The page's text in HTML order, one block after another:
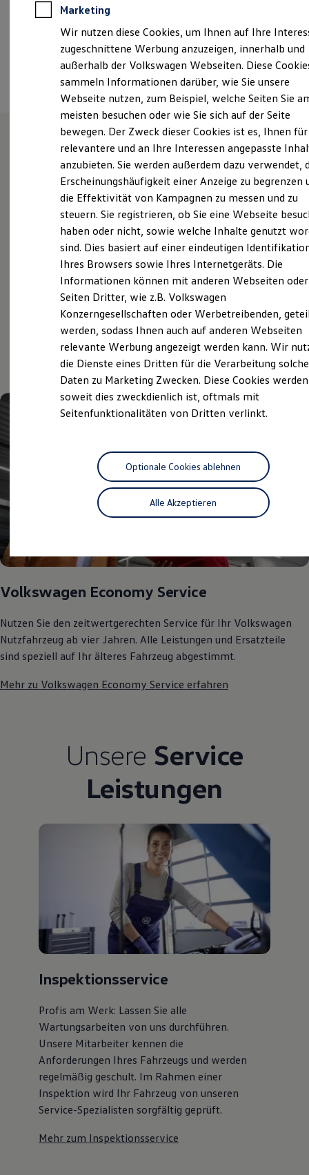
Reparatur & Service
Sommer-Special
Reparatur, Pflege & Inspektion
Servicetermin anfragen
Service-Vorteile bei Volkswagen Nutzfahrzeuge
ServicePlus
Economy Service
Räder & Reifen Service
Ersatzfahrzeuge
Notdienst und Pannenhilfe
Software, Konnektivität & Apps
California App
VW Connect für Ihren Transporter/Caravelle
VW Connect für Ihren Amarok
VW Connect für andere Modelle
Fleet Interface Data
Multistop Pathfinder
Übersicht Software Updates
Digitales Bordbuch
Fahrerassistenz- und Sicherheitssysteme
Kontrollleuchten
Kurzfahrprofile und Ölverdünnung
Batterieverordnung
XTL-Dieselkraftstoff
Ersatzteile und Betriebsflüssigkeiten
Original Zubehör und Lifestyle Produkte
myVolkswagen
myVolkswagen Business
Elektrisch & Autonom
Unser Ansatz
Reichweitensimulator
Ladezeitensimulator
Ladelösungen für Privatkunden
Ladelösungen für Gewerbekunden
Wallbox und Ladekabel
Bidirektionales Laden
Fördermöglichkeiten für Gewerbekunden
Kostensimulator
Mehr zum ID. Buzz
Online Beratung
California Welt
California Club
California Magazin & Ratgeber
Vanlife
Routen & Reisen
California Reisen & Erlebnisse
Unternehmen
Karriere
Karriere im Unternehmen
Karriere im Autohaus
Nachhaltigkeit
Gesellschaft
Rückblick VW Bus Festival 2023
75 Jahre Bulli Jubiläum
Bulli Magazin
Fahrzeugabholung ab Werk
Ansprechpartner
Termin vereinbaren
Unsere Leistungenim
Überblick
Service
Volkswagen Economy
Service
Aktuelle Highlights
und Angebote
Volkswagen Economy Service
Nutzen Sie den zeitwertgerechten Service für Ihr Volkswagen
Nutzfahrzeug ab vier Jahren. Alle Leistungen und Ersatzteile
sind speziell auf Ihr älteres Fahrzeug abgestimmt.
Mehr zu Volkswagen Economy Service erfahren
Unsere Service
Leistungen
Inspektionsservice
Profis am Werk: Lassen Sie alle
Wartungsarbeiten von uns durchführen.
Unsere Mitarbeiter kennen die
Anforderungen Ihres Fahrzeugs und werden
regelmäßig geschult. Im Rahmen einer
Inspektion wird Ihr Fahrzeug von unseren
Service-Spezialisten sorgfältig geprüft.
Mehr zum Inspektionsservice
Marketing
Wir nutzen diese Cookies, um Ihnen auf Ihre
zugeschnittene Werbung anzuzeigen, innerhalb und
außerhalb der Volkswagen Webseiten. Diese
sammeln Informationen darüber, wie Sie unsere
Webseite nutzen, zum Beispiel, welche Seiten Sie
meisten besuchen oder wie Sie sich auf der Seite
bewegen. Der Zweck dieser Cookies ist es, Ihnen für
relevantere und an Ihre Interessen angepasste
anzubieten. Sie werden außerdem dazu verwendet,
Erscheinungshäufigkeit einer Anzeige zu begrenzen
die Effektivität von Kampagnen zu messen und zu
steuern. Sie registrieren, ob Sie eine Webseite
haben oder nicht, sowie welche Inhalte genutzt
sind. Dies basiert auf einer eindeutigen
Ihres Browsers sowie Ihres Internetgeräts. Die
Informationen können mit anderen Webseiten oder
Seiten Dritter, wie z.B. Volkswagen
Konzerngesellschaften oder Werbetreibenden,
werden, sodass Ihnen auch auf anderen Webseiten
relevante Werbung angezeigt werden kann. Wir
die Dienste eines Dritten für die Verarbeitung
Daten zu Marketing Zwecken. Diese Cookies
soweit dies zweckdienlich ist, oftmals mit
Seitenfunktionalitäten von Dritten verlinkt.
Alle Akzeptieren
Optionale Cookies ablehnen